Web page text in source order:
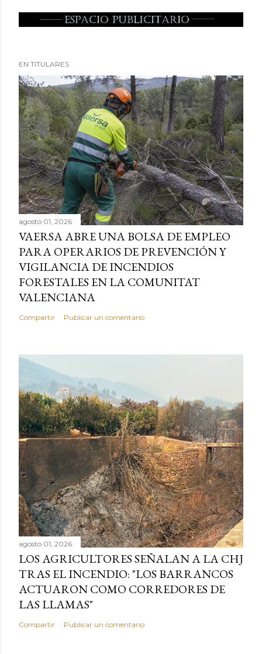
EN TITULARES
agosto 01, 2026
VAERSA ABRE UNA BOLSA DE EMPLEO
PARA OPERARIOS DE PREVENCIÓN Y
VIGILANCIA DE INCENDIOS
FORESTALES EN LA COMUNITAT
VALENCIANA
Compartir Publicar un comentario
agosto 01, 2026
LOS AGRICULTORES SEÑALAN A LA CHJ
TRAS EL INCENDIO: "LOS BARRANCOS
ACTUARON COMO CORREDORES DE
LAS LLAMAS"
Compartir Publicar un comentario